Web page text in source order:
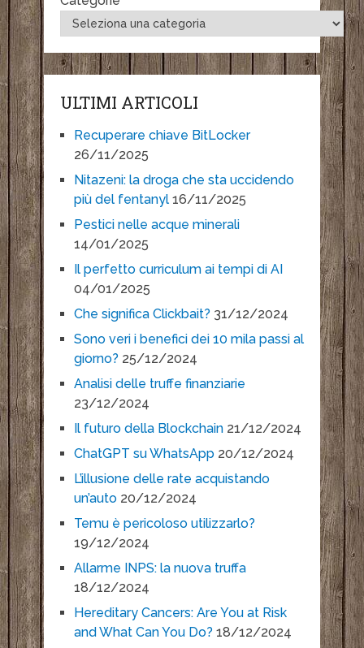
ULTIMI ARTICOLI
Recuperare chiave BitLocker
26/11/2025
Nitazeni: la droga che sta uccidendo
più del fentanyl 16/11/2025
Pestici nelle acque minerali
14/01/2025
Il perfetto curriculum ai tempi di AI
04/01/2025
Che significa Clickbait? 31/12/2024
Sono veri i benefici dei 10 mila passi al
giorno? 25/12/2024
Analisi delle truffe finanziarie
23/12/2024
Il futuro della Blockchain 21/12/2024
ChatGPT su WhatsApp 20/12/2024
L’illusione delle rate acquistando
un’auto 20/12/2024
Temu è pericoloso utilizzarlo?
19/12/2024
Allarme INPS: la nuova truffa
18/12/2024
Hereditary Cancers: Are You at Risk
and What Can You Do? 18/12/2024